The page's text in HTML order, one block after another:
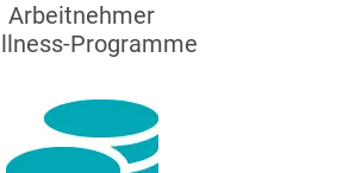
Arbeitnehmer
Programme